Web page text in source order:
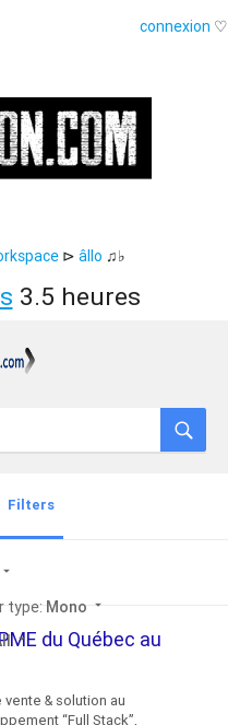
connexion ♡
⊳ âllo ♫♭
3.5 heures
Filters
arrow_drop_down
type: Mono arrow_drop_down
arrow_drop_down
du Québec au
& solution au
“Full Stack”,